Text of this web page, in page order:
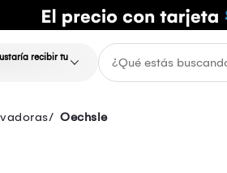
recibir tu
Oechsle